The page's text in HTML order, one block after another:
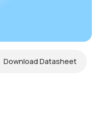
Download Datasheet